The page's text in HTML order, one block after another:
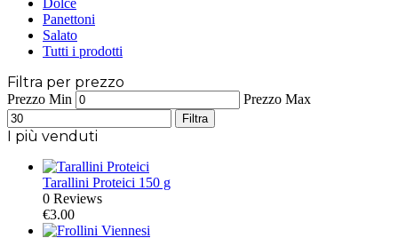
Dolce
Panettoni
Salato
Tutti i prodotti
Filtra per prezzo
Prezzo Min Prezzo Max
Filtra
I più venduti
Tarallini Proteici 150 g
0 Reviews
€3.00